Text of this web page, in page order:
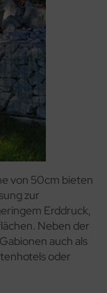
von 50cm bieten
zur
Erddruck,
Neben der
auch als
oder